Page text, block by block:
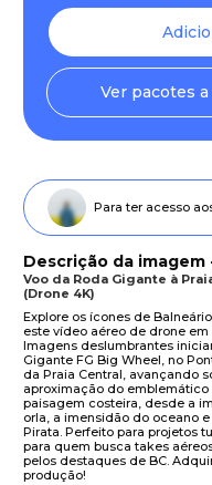
Ver pacotes
Para ter acesso
Descrição da imagem
Voo da Roda Gigante à
(Drone 4K)
Explore os ícones de
este vídeo aéreo de drone
Imagens deslumbrantes
Gigante FG Big Wheel, no
da Praia Central, avançando
aproximação do emblemático
paisagem costeira, desde a
orla, a imensidão do oceano
Pirata. Perfeito para projetos
para quem busca takes
pelos destaques de BC.
produção!